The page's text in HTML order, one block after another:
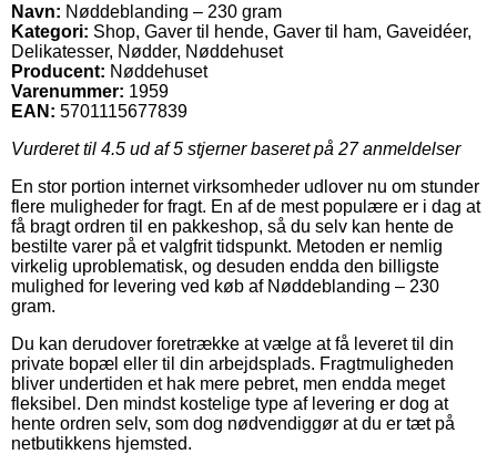
Navn: Nøddeblanding – 230 gram
Kategori: Shop, Gaver til hende, Gaver til ham, Gaveidéer,
Delikatesser, Nødder, Nøddehuset
Producent: Nøddehuset
Varenummer: 1959
EAN: 5701115677839
Vurderet til 4.5 ud af 5 stjerner baseret på 27anmeldelser
En stor portion internet virksomheder udlover nu om stunder
flere muligheder for fragt. En af de mest populære er i dag at
få bragt ordren til en pakkeshop, så du selv kan hente de
bestilte varer på et valgfrit tidspunkt. Metoden er nemlig
virkelig uproblematisk, og desuden endda den billigste
mulighed for levering ved køb af Nøddeblanding – 230
gram.
Du kan derudover foretrække at vælge at få leveret til din
private bopæl eller til din arbejdsplads. Fragtmuligheden
bliver undertiden et hak mere pebret, men endda meget
fleksibel. Den mindst kostelige type af levering er dog at
hente ordren selv, som dog nødvendiggør at du er tæt på
netbutikkens hjemsted.